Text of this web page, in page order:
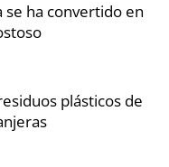
se ha convertido en
plásticos de